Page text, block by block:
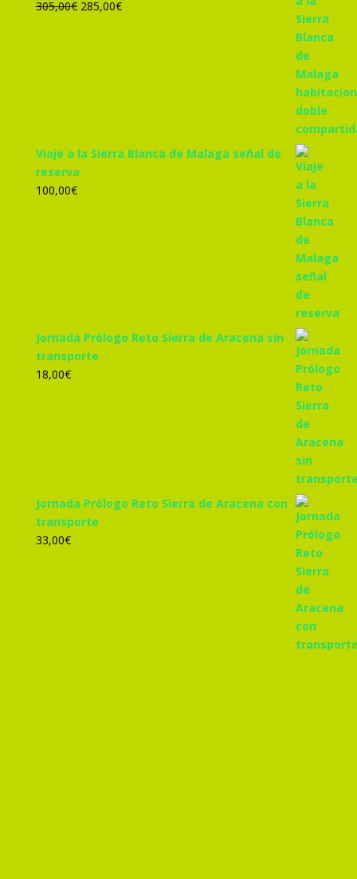
305,00€ El
285,00€El
Viaje a la Sierra Blanca de Malaga señal de
reserva
100,00€
Jornada Prólogo Reto Sierra de Aracena sin
transporte
18,00€
Jornada Prólogo Reto Sierra de Aracena con
transporte
33,00€